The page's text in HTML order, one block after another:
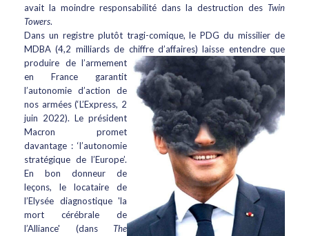
avait la moindre responsabilité dans la destruction des Twin
Towers.
Dans un registre plutôt tragi-comique, le PDG du missilier de
MDBA (4,2 milliards de chiffre d’affaires) laisse entendre que
produire de l’armement
en France garantit
l’autonomie d’action de
nos armées (‘L’Express, 2
juin 2022). Le président
Macron promet
davantage : ‘l’autonomie
stratégique de l’Europe’.
En bon donneur de
leçons, le locataire de
l’Elysée diagnostique 'la
mort cérébrale de
l’Alliance' (dans The